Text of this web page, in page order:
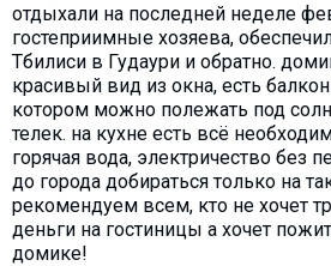
отдыхали на последней неделе
гостеприимные хозяева,
Тбилиси в Гудаури и обратно.
красивый вид из окна, есть
котором можно полежать под
телек. на кухне есть всё
горячая вода, электричество без
до города добираться только на
рекомендуем всем, кто не хочет
деньги на гостиницы а хочет
домике!